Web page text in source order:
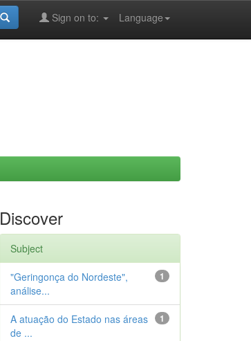
Language
Sign on to:
Discover
Subject
1
"Geringonça do Nordeste",
análise...
1
A atuação do Estado nas áreas
de ...